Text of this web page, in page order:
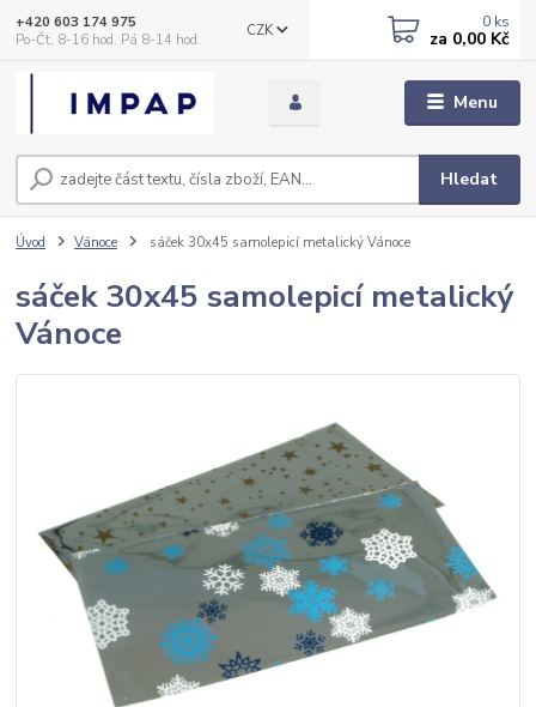
Menu
CZK
Hledat
+420 603 174 975
Po-Čt, 8-16 hod. Pá 8-14 hod.
0 ks
za 0,00 Kč
Úvod Vánoce sáček 30x45 samolepicí metalický Vánoce
sáček 30x45 samolepicí metalický
Vánoce